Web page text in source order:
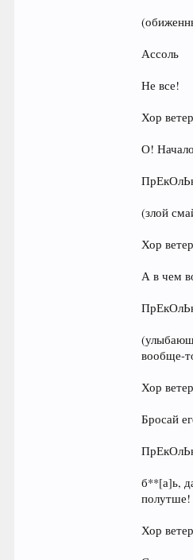
Ассоль
Не все!
Хор
О!
(злой
Хор
А в чем
вообще-
Хор
Бросай
б**[а]ь,
полутше!
Хор